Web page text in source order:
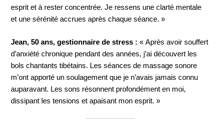
esprit et à rester concentrée. Je ressens une clarté mentale
et une sérénité accrues après chaque séance. »
Jean, 50 ans, gestionnaire de stress : « Après avoir souffert
d’anxiété chronique pendant des années, j’ai découvert les
bols chantants tibétains. Les séances de massage sonore
m’ont apporté un soulagement que je n’avais jamais connu
auparavant. Les sons résonnent profondément en moi,
dissipant les tensions et apaisant mon esprit. »